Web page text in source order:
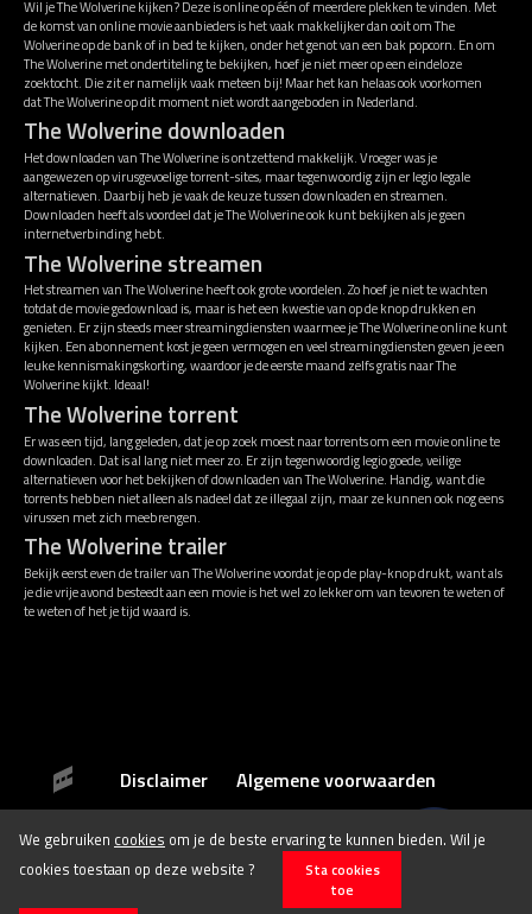
Wil je The Wolverine kijken? Deze is online op één of meerdere plekken te vinden. Met
de komst van online movie aanbieders is het vaak makkelijker dan ooit om The
Wolverine op de bank of in bed te kijken, onder het genot van een bak popcorn. En om
The Wolverine met ondertiteling te bekijken, hoef je niet meer op een eindeloze
zoektocht. Die zit er namelijk vaak meteen bij! Maar het kan helaas ook voorkomen
dat The Wolverine op dit moment niet wordt aangeboden in Nederland.
The Wolverine downloaden
Het downloaden van The Wolverine is ontzettend makkelijk. Vroeger was je
aangewezen op virusgevoelige torrent-sites, maar tegenwoordig zijn er legio legale
alternatieven. Daarbij heb je vaak de keuze tussen downloaden en streamen.
Downloaden heeft als voordeel dat je The Wolverine ook kunt bekijken als je geen
internetverbinding hebt.
The Wolverine streamen
Het streamen van The Wolverine heeft ook grote voordelen. Zo hoef je niet te wachten
totdat de movie gedownload is, maar is het een kwestie van op de knop drukken en
genieten. Er zijn steeds meer streamingdiensten waarmee je The Wolverine online kunt
kijken. Een abonnement kost je geen vermogen en veel streamingdiensten geven je een
leuke kennismakingskorting, waardoor je de eerste maand zelfs gratis naar The
Wolverine kijkt. Ideaal!
The Wolverine torrent
Er was een tijd, lang geleden, dat je op zoek moest naar torrents om een movie online te
downloaden. Dat is al lang niet meer zo. Er zijn tegenwoordig legio goede, veilige
alternatieven voor het bekijken of downloaden van The Wolverine. Handig, want die
torrents hebben niet alleen als nadeel dat ze illegaal zijn, maar ze kunnen ook nog eens
virussen met zich meebrengen.
The Wolverine trailer
Bekijk eerst even de trailer van The Wolverine voordat je op de play-knop drukt, want als
je die vrije avond besteedt aan een movie is het wel zo lekker om van tevoren te weten of
te weten of het je tijd waard is.
We gebruiken cookies om je de beste ervaring te kunnen bieden. Wil je
cookies toestaan op deze website ?
Sta cookies
toe
Disclaimer Algemene voorwaarden
© 2026 Stichting Film.nl All rights reserved.